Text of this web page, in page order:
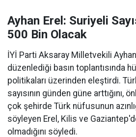
Ayhan Erel: Suriyeli
500 Bin Olacak
İYİ Parti Aksaray Milletvekili
düzenlediği basın toplantısında
politikaları üzerinden eleştirdi.
sayısının günden güne arttığını,
çok şehirde Türk nüfusunun
söyleyen Erel, Kilis ve
olmadığını söyledi.